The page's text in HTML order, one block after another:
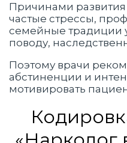
Причинами развития
частые стрессы,
семейные традиции
поводу,
Поэтому врачи
абстиненции и
мотивировать